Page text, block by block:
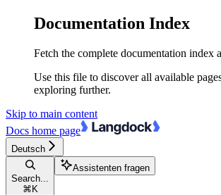
Documentation Index
Fetch the complete documentation index
Use this file to discover all available
exploring further.
Skip to main content
Docs home page
Deutsch
Search...
⌘ K
Assistenten fragen